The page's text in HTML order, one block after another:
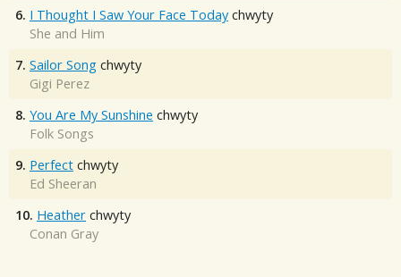
6. I Thought I Saw Your Face Today chwyty
She and Him
7. Sailor Song chwyty
Gigi Perez
8. You Are My Sunshine chwyty
Folk Songs
9. Perfect chwyty
Ed Sheeran
10. Heather chwyty
Conan Gray